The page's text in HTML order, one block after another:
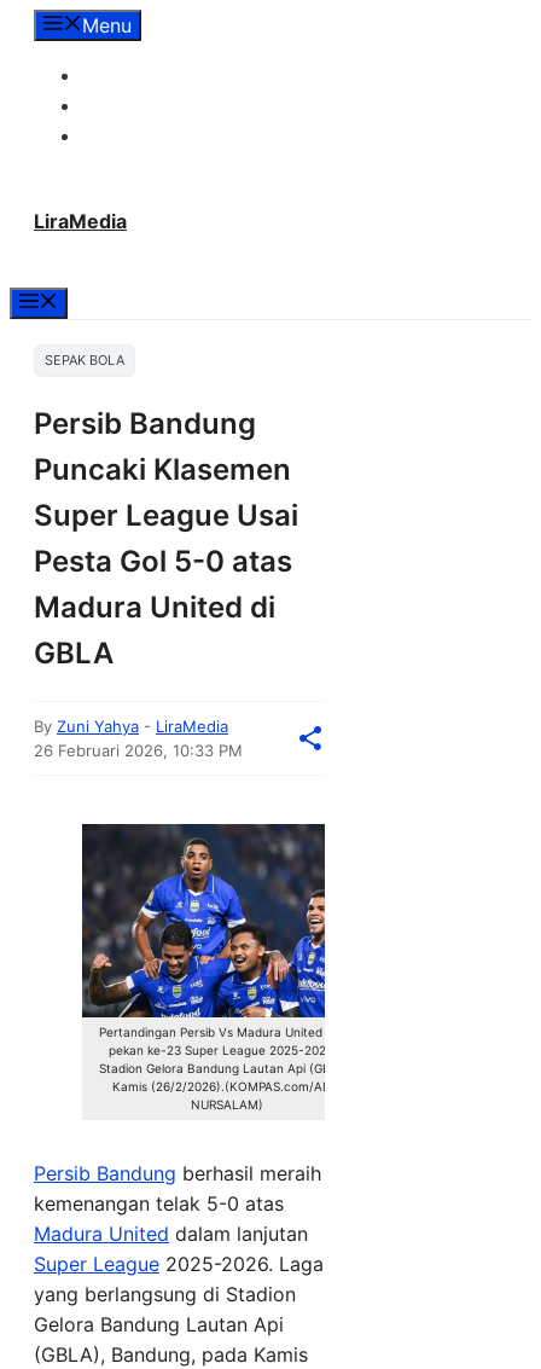
LangsungMenu
LiraMedia
SEPAK BOLA
Persib Bandung
Puncaki Klasemen
Super League Usai
Pesta Gol 5-0 atas
Madura United di
GBLA
By Zuni Yahya - LiraMedia
26 Februari 2026, 10:33 PM
Pertandingan Persib Vs Madura United pada
pekan ke-23 Super League 2025-2026 di
Stadion Gelora Bandung Lautan Api (GBLA),
Kamis (26/2/2026).(KOMPAS.com/ADIL
NURSALAM)
Persib Bandung berhasil meraih
kemenangan telak 5-0 atas
Madura United dalam lanjutan
Super League 2025-2026. Laga
yang berlangsung di Stadion
Gelora Bandung Lautan Api
(GBLA), Bandung, pada Kamis